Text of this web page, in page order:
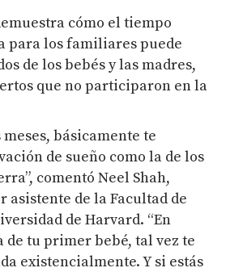
cómo el tiempo
para los familiares puede
de los bebés y las madres,
que no participaron en la
básicamente te
de sueño como la de los
comentó Neel Shah,
asistente de la Facultad de
de Harvard. “En
de tu primer bebé, tal vez te
existencialmente. Y si estás